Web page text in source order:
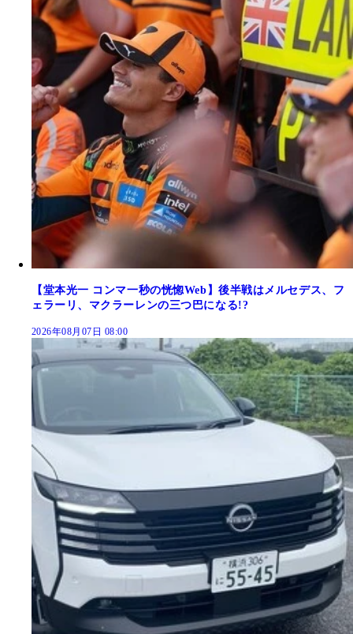
【堂本光一 コンマ一秒の恍惚Web】後半戦はメルセデス、フ
ェラーリ、マクラーレンの三つ巴になる!?
2026年08月07日 08:00